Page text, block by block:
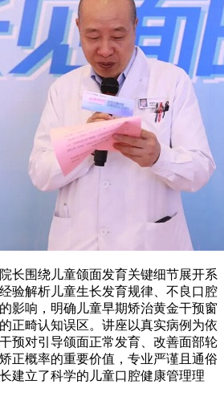
围绕儿童颌面发育关键细节展开系
验解析儿童生长发育规律、不良口腔
影响，明确儿童早期矫治黄金干预窗
正畸认知误区。讲座以真实病例为依
预对引导颌面正常发育、改善面部轮
正概率的重要价值，专业严谨且通俗
建立了科学的儿童口腔健康管理理